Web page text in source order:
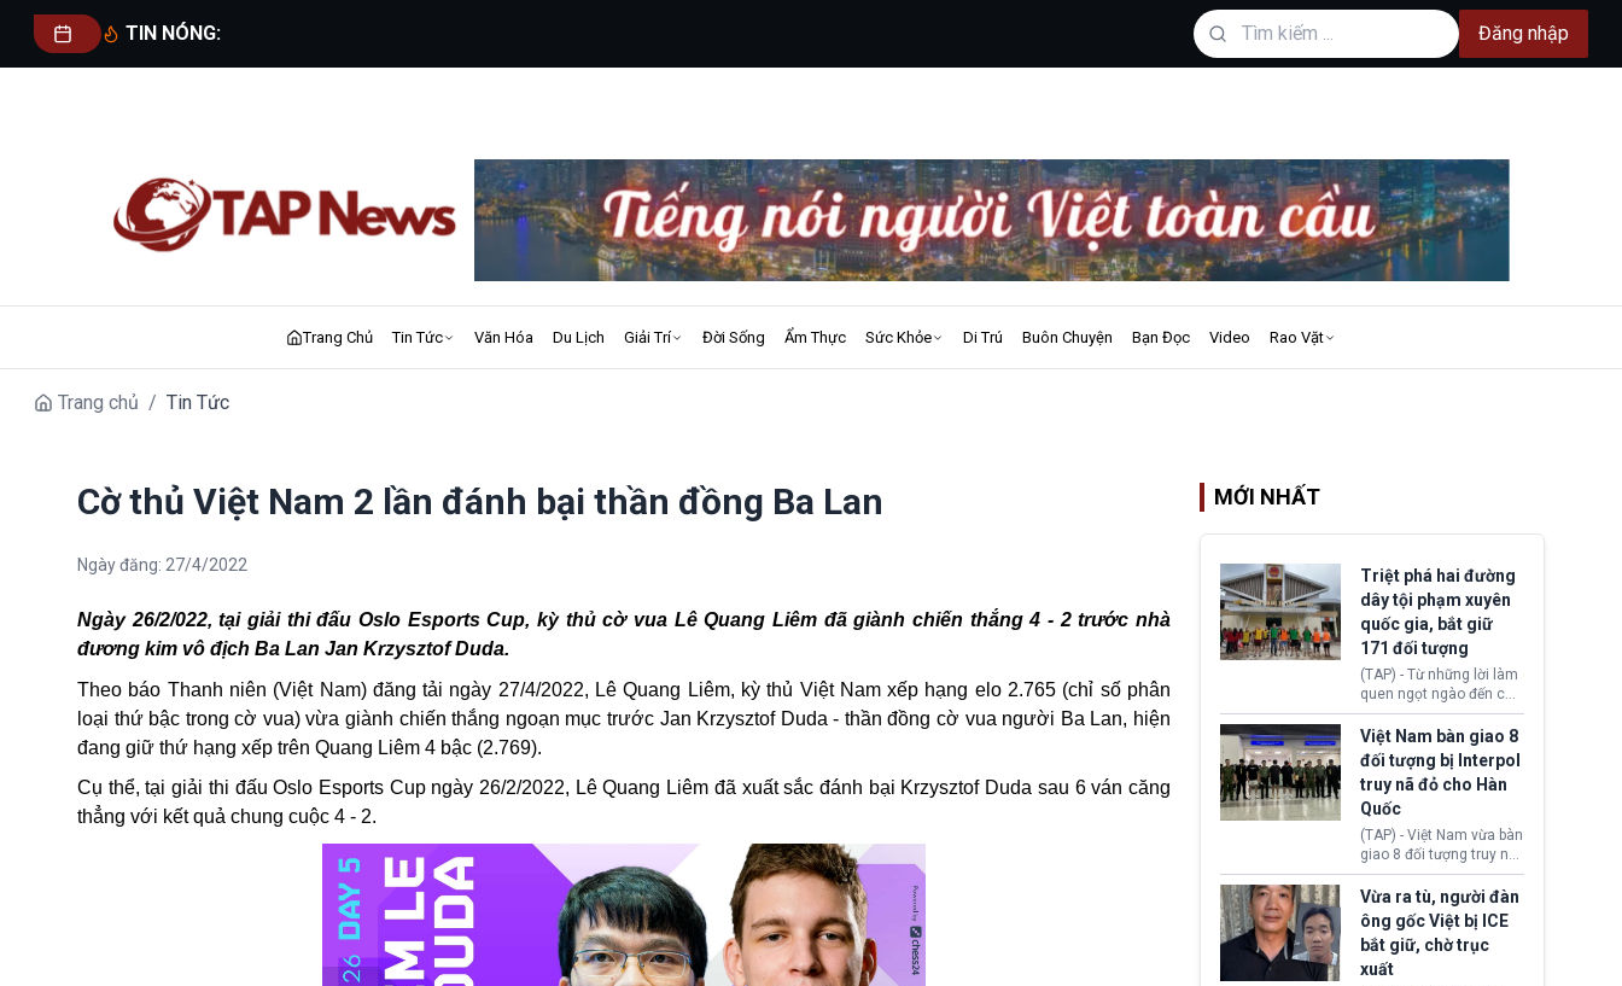
TIN NÓNG: Đăng nhập
Trang Chủ Tin Tức Văn Hóa Du Lịch Giải Trí Đời Sống Ẩm Thực Sức Khỏe Di Trú Buôn Chuyện Bạn Đọc Video Rao Vặt
Trang chủ / Tin Tức
Cờ thủ Việt Nam 2 lần đánh bại thần đồng Ba Lan
Ngày đăng: 27/4/2022
Ngày 26/2/022, tại giải thi đấu Oslo Esports Cup, kỳ thủ cờ vua Lê Quang Liêm đã giành chiến thắng 4 - 2 trước nhà
đương kim vô địch Ba Lan Jan Krzysztof Duda.
Theo báo Thanh niên (Việt Nam) đăng tải ngày 27/4/2022, Lê Quang Liêm, kỳ thủ Việt Nam xếp hạng elo 2.765 (chỉ số phân
loại thứ bậc trong cờ vua) vừa giành chiến thắng ngoạn mục trước Jan Krzysztof Duda - thần đồng cờ vua người Ba Lan, hiện
đang giữ thứ hạng xếp trên Quang Liêm 4 bậc (2.769).
Cụ thể, tại giải thi đấu Oslo Esports Cup ngày 26/2/2022, Lê Quang Liêm đã xuất sắc đánh bại Krzysztof Duda sau 6 ván căng
thẳng với kết quả chung cuộc 4 - 2.
MỚI NHẤT
Triệt phá hai đường
dây tội phạm xuyên
quốc gia, bắt giữ
171 đối tượng
(TAP) - Từ những lời làm
quen ngọt ngào đến các
“sàn vàng ảo”, bất động
sản trực tuyến cùng
đường dây đánh bạc quy
mô lớn, hai tổ chức tội
phạm xuyên quốc gia đã
dựng lên mạng lưới hoạt
động tại Việt Nam và
Lào, lôi kéo hàng nghìn
người tham gia, luân
chuyển dòng tiền qua
nhiều lớp tài khoản. Sau
hơn 2 tuần phối hợp truy
xét, lực lượng chức năng
hai nước đã bắt giữ 171
Việt Nam bàn giao 8
đối tượng bị Interpol
truy nã đỏ cho Hàn
Quốc
(TAP) - Việt Nam vừa bàn
giao 8 đối tượng truy nã
đỏ Interpol cho lực lượng
chức năng Hàn Quốc.
Nhóm này bị xác định
lừa đảo 619 nạn nhân,
chiếm đoạt hơn 17,7 tỷ
KRW.
Vừa ra tù, người đàn
ông gốc Việt bị ICE
bắt giữ, chờ trục
xuất